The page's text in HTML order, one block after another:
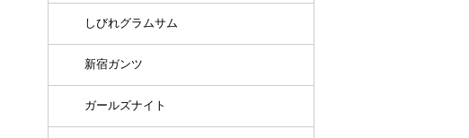
しびれグラムサム
新宿ガンツ
ガールズナイト